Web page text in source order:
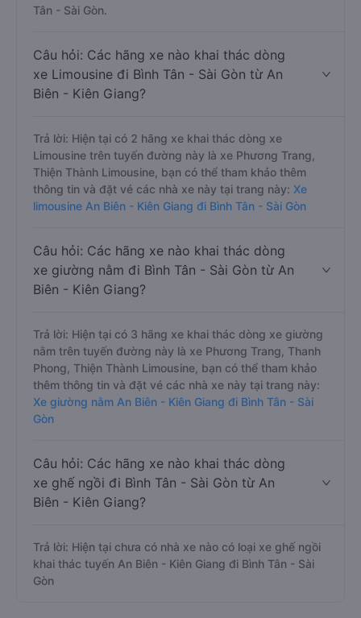
Tân - Sài Gòn.
Câu hỏi: Các hãng xe nào khai thác dòng
xe Limousine đi Bình Tân - Sài Gòn từ An
Biên - Kiên Giang?
Trả lời: Hiện tại có 2 hãng xe khai thác dòng xe
Limousine trên tuyến đường này là xe Phương Trang,
Thiện Thành Limousine, bạn có thể tham khảo thêm
thông tin và đặt vé các nhà xe này tại trang này: Xe
limousine An Biên - Kiên Giang đi Bình Tân - Sài Gòn
Câu hỏi: Các hãng xe nào khai thác dòng
xe giường nằm đi Bình Tân - Sài Gòn từ An
Biên - Kiên Giang?
Trả lời: Hiện tại có 3 hãng xe khai thác dòng xe giường
nằm trên tuyến đường này là xe Phương Trang, Thanh
Phong, Thiện Thành Limousine, bạn có thể tham khảo
thêm thông tin và đặt vé các nhà xe này tại trang này:
Xe giường nằm An Biên - Kiên Giang đi Bình Tân - Sài
Gòn
Câu hỏi: Các hãng xe nào khai thác dòng
xe ghế ngồi đi Bình Tân - Sài Gòn từ An
Biên - Kiên Giang?
Trả lời: Hiện tại chưa có nhà xe nào có loại xe ghế ngồi
khai thác tuyến An Biên - Kiên Giang đi Bình Tân - Sài
Gòn